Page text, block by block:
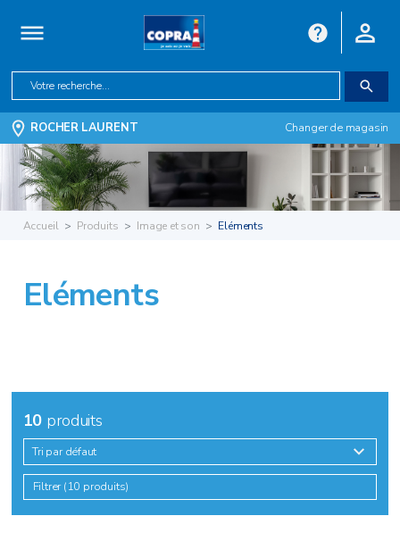
ROCHER LAURENT Changer de magasin
Accueil Produits Image et son Eléments
Eléments
10 produits
Tri par défaut
Filtrer (10 produits)